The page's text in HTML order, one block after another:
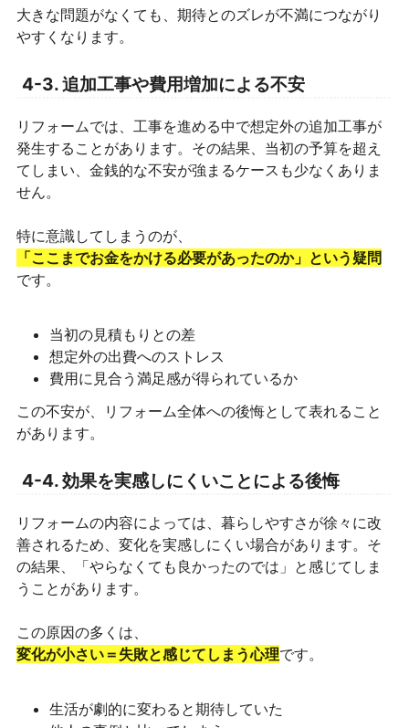
大きな問題がなくても、期待とのズレが不満につながり
やすくなります。
4-3. 追加工事や費用増加による不安
リフォームでは、工事を進める中で想定外の追加工事が
発生することがあります。その結果、当初の予算を超え
てしまい、金銭的な不安が強まるケースも少なくありま
せん。
特に意識してしまうのが、
「ここまでお金をかける必要があったのか」という疑問
です。
当初の見積もりとの差
想定外の出費へのストレス
費用に見合う満足感が得られているか
この不安が、リフォーム全体への後悔として表れること
があります。
4-4. 効果を実感しにくいことによる後悔
リフォームの内容によっては、暮らしやすさが徐々に改
善されるため、変化を実感しにくい場合があります。そ
の結果、「やらなくても良かったのでは」と感じてしま
うことがあります。
この原因の多くは、
変化が小さい＝失敗と感じてしまう心理です。
生活が劇的に変わると期待していた